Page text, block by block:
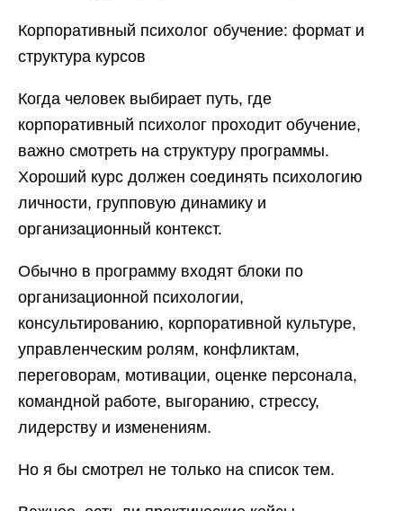
Корпоративный психолог обучение: формат и
структура курсов
Когда человек выбирает путь, где
корпоративный психолог проходит обучение,
важно смотреть на структуру программы.
Хороший курс должен соединять психологию
личности, групповую динамику и
организационный контекст.
Обычно в программу входят блоки по
организационной психологии,
консультированию, корпоративной культуре,
управленческим ролям, конфликтам,
переговорам, мотивации, оценке персонала,
командной работе, выгоранию, стрессу,
лидерству и изменениям.
Но я бы смотрел не только на список тем.